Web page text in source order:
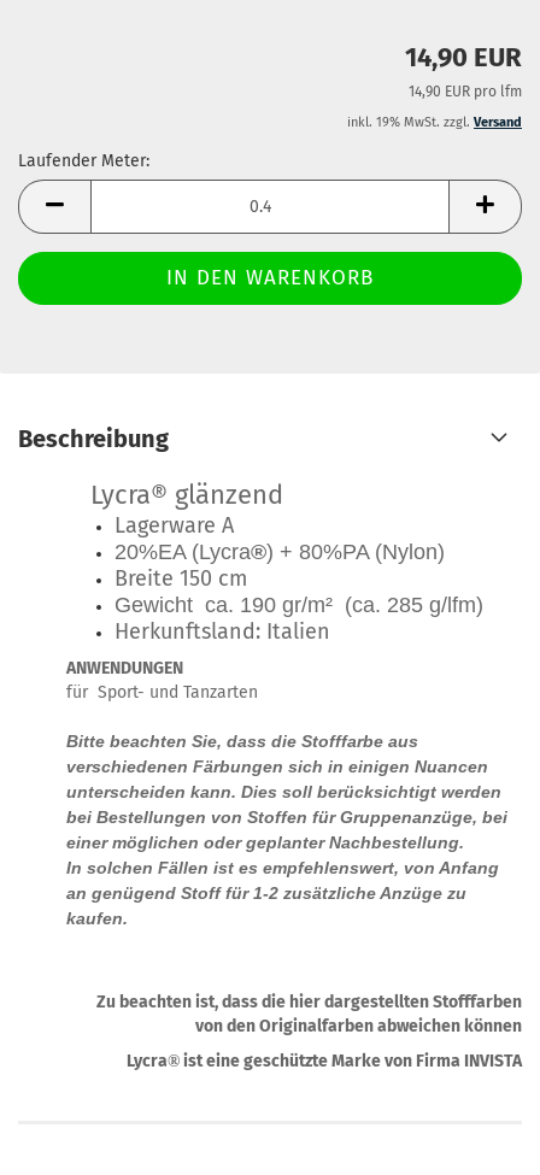
14,90 EUR
14,90 EUR pro lfm
inkl. 19% MwSt. zzgl. Versand
Laufender Meter:
Laufender
Meter
Beschreibung
Lycra® glänzend
Lagerware A
20%EA (Lycra®) + 80%PA (Nylon)
Breite 150 cm
Gewicht ca. 190 gr/m² (ca. 285 g/lfm)
Herkunftsland: Italien
ANWENDUNGEN
für Sport- und Tanzarten
Bitte beachten Sie, dass die Stofffarbe aus
verschiedenen Färbungen sich in einigen Nuancen
unterscheiden kann. Dies soll berücksichtigt werden
bei Bestellungen von Stoffen für Gruppenanzüge, bei
einer möglichen oder geplanter Nachbestellung.
In solchen Fällen ist es empfehlenswert, von Anfang
an genügend Stoff für 1-2 zusätzliche Anzüge zu
kaufen.
Zu beachten ist, dass die hier dargestellten Stofffarben
von den Originalfarben abweichen können
Lycra® ist eine geschützte Marke von Firma INVISTA